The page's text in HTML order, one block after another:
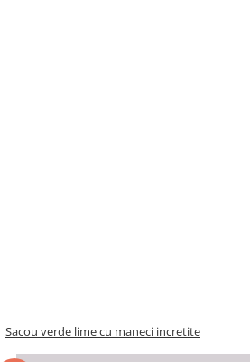
Sacou verde lime cu maneci incretite